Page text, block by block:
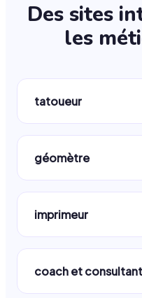
Des sites
les
tatoueur
géomètre
imprimeur
coach et consultant